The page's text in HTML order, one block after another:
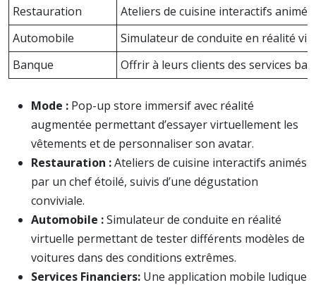
Restauration
Ateliers de cuisine interactifs
Automobile
Simulateur de conduite en réalité
Banque
Offrir à leurs clients des services
Mode : Pop-up store immersif avec réalité
augmentée permettant d’essayer virtuellement les
vêtements et de personnaliser son avatar.
Restauration :Ateliers de cuisine interactifs animés
par un chef étoilé, suivis d’une dégustation
conviviale.
Automobile :Simulateur de conduite en réalité
virtuelle permettant de tester différents modèles de
voitures dans des conditions extrêmes.
Services Financiers: Une application mobile ludique